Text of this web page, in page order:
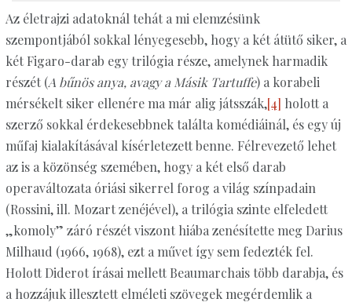
Az életrajzi adatoknál tehát a mi elemzésünk
szempontjából sokkal lényegesebb, hogy a két átütő siker, a
két Figaro-darab egy trilógia része, amelynek harmadik
részét (A bűnös anya, avagy a Másik Tartuffe) a korabeli
mérsékelt siker ellenére ma már alig játsszák,[4] holott a
szerző sokkal érdekesebbnek találta komédiáinál, és egy új
műfaj kialakításával kísérletezett benne. Félrevezető lehet
az is a közönség szemében, hogy a két első darab
operaváltozata óriási sikerrel forog a világ színpadain
(Rossini, ill. Mozart zenéjével), a trilógia szinte elfeledett
„komoly” záró részét viszont hiába zenésítette meg Darius
Milhaud (1966, 1968), ezt a művet így sem fedezték fel.
Holott Diderot írásai mellett Beaumarchais több darabja, és
a hozzájuk illesztett elméleti szövegek megérdemlik a